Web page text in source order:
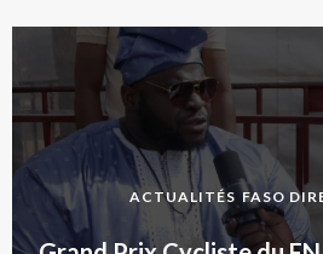
ACTUALITÉS FASO